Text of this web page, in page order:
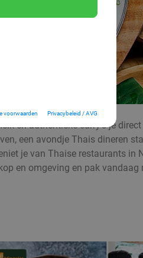
voorwaarden Privacybeleid / AVG
en authentieke curry’s je
een avondje Thais dineren
je van Thaise restaurants in
en omgeving en pak vandaag